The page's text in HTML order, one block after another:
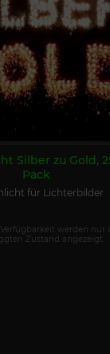
Silber zu Gold,
Pack
für Lichterbilder
werden nur
Zustand angezeigt.